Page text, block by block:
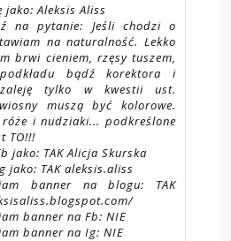
jako: Aleksis Aliss
na pytanie: Jeśli chodzi o
na naturalność. Lekko
brwi cieniem, rzęsy tuszem,
bądź korektora i
tylko w kwestii ust.
muszą być kolorowe.
róże i nudziaki... podkreślone
TO!!!
jako: TAK Alicja Skurska
jako: TAK aleksis.aliss
banner na blogu: TAK
banner na Fb: NIE
banner na Ig: NIE